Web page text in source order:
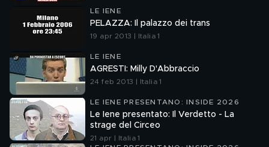
LE IENE
PELAZZA: Il palazzo dei trans
19 apr 2013 | Italia 1
LE IENE
AGRESTI: Milly D'Abbraccio
24 feb 2013 | Italia 1
LE IENE PRESENTANO: INSIDE 2026
Le Iene presentato: Il Verdetto - La
strage del Circeo
21 apr | Italia 1